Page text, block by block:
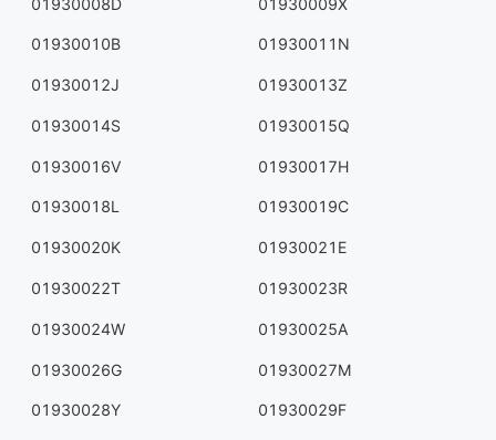
01930010B 01930011N
01930012J 01930013Z
01930014S 01930015Q
01930016V 01930017H
01930018L 01930019C
01930020K 01930021E
01930022T 01930023R
01930024W 01930025A
01930026G 01930027M
01930028Y 01930029F